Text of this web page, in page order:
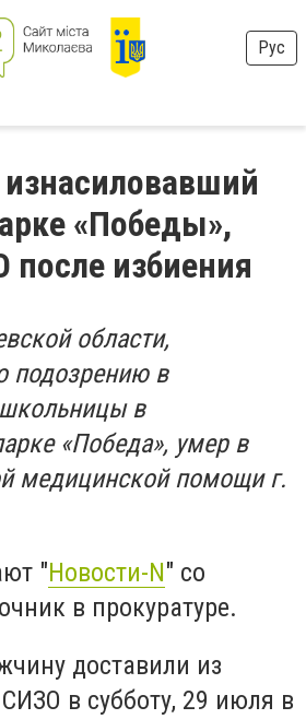
Рус
«Победы»,
избиения
области,
подозрению в
в
«Победа», умер в
медицинской помощи г.
"Новости-N" со
в прокуратуре.
доставили из
в субботу, 29 июля в